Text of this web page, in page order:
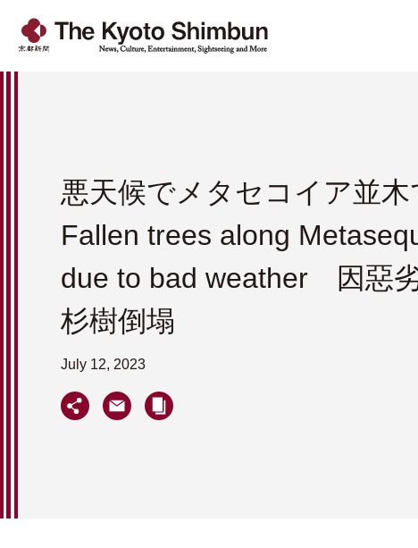
悪天候でメタセコイア並
Fallen trees along
due to bad weather 因惡
杉樹倒塌
July 12, 2023